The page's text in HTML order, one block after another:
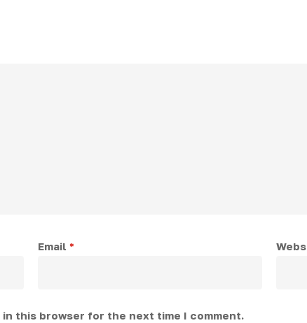
Email *
in this browser for the next time I comment.